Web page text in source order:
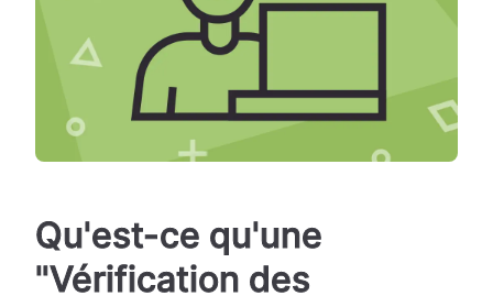
Qu'est-ce qu'une
"Vérification des